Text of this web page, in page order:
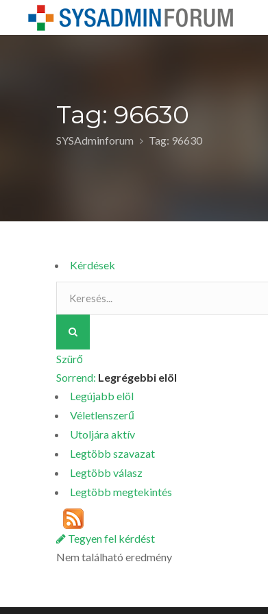
Tag: 96630
SYSAdminforum Tag: 96630
Kérdések
Szürő
Sorrend: Legrégebbi elöl
Legújabb elöl
Véletlenszerű
Utoljára aktív
Legtöbb szavazat
Legtöbb válasz
Legtöbb megtekintés
Tegyen fel kérdést
Nem található eredmény